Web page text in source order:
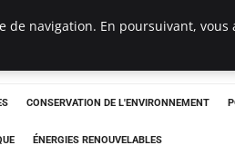
CONSERVATION DE L'ENVIRONNEMENT
ÉNERGIES RENOUVELABLES
de navigation. En poursuivant,